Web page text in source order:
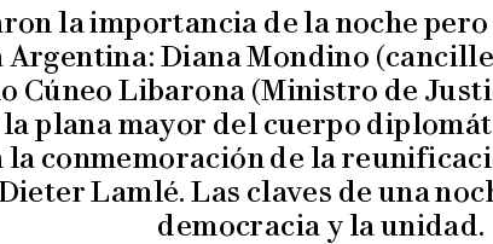
la importancia de la noche
Diana Mondino
Cúneo Libarona (Ministro de
plana mayor del cuerpo
conmemoración de la
Lamlé. Las claves de una
democracia y la unidad.